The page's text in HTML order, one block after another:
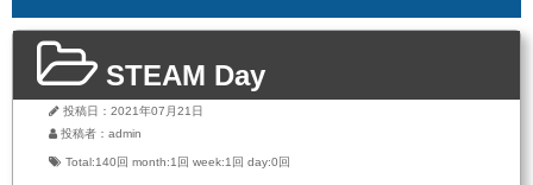
STEAM Day
投稿日：2021年07月21日
投稿者：admin
Total:140回 month:1回 week:1回 day:0回